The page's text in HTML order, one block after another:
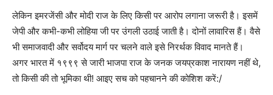
लेकिन इमरजेंसी और मोदी राज के लिए किसी पर आरोप लगाना जरूरी है। इसमें
जेपी और कभी-कभी लोहिया जी पर उंगली उठाई जाती है। दोनों लावारिस हैं। वैसे
भी समाजवादी और सर्वोदय मार्ग पर चलने वाले इसे निरर्थक विवाद मानते हैं।
अगर भारत में १९९९ से जारी भाजपा राज के जनक जयप्रकाश नारायण नहीं थे,
तो किसी की तो भूमिका थी! आइए सच को पहचानने की कोशिश करें:/